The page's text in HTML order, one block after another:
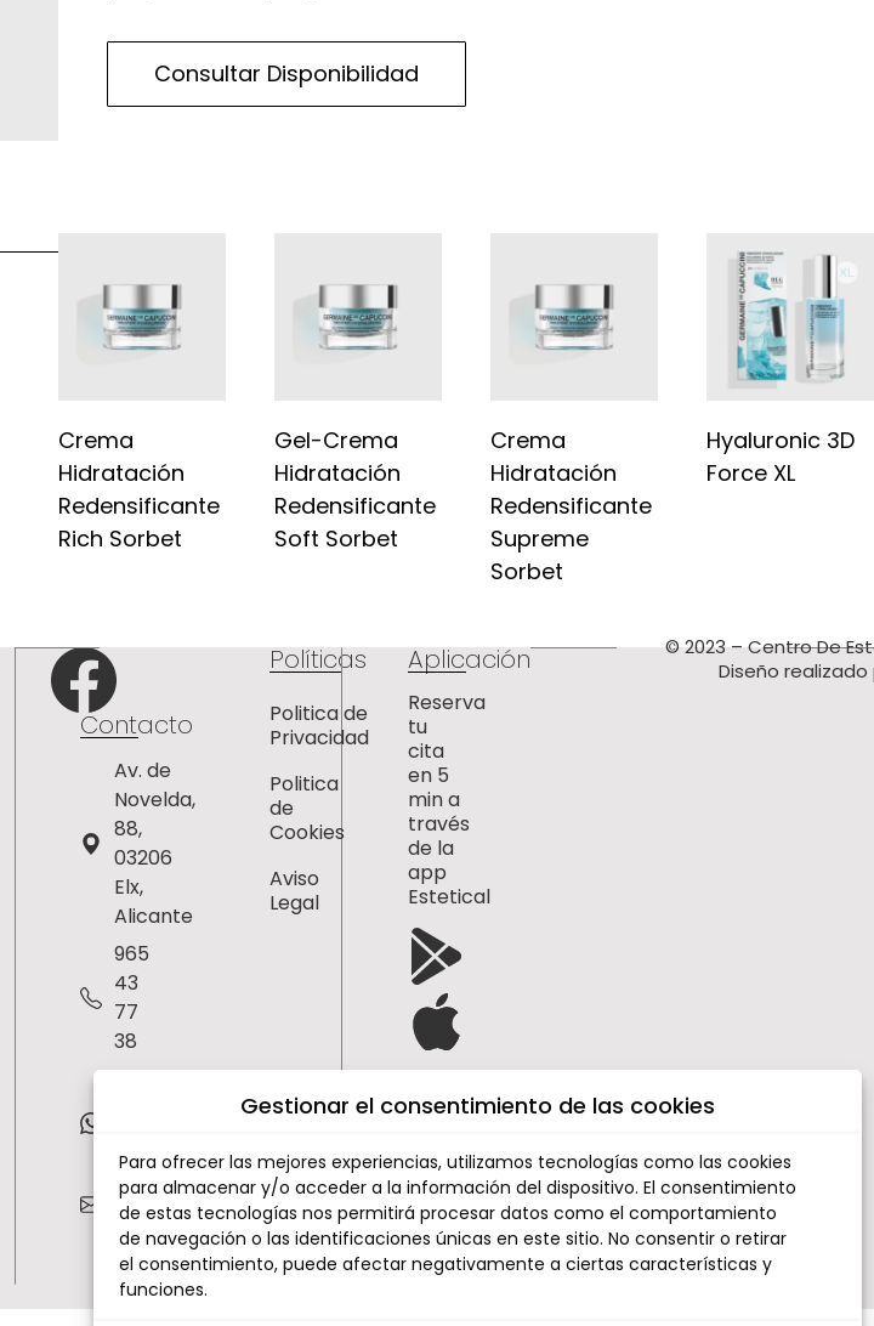
Gestionar el consentimiento de las cookies
Para ofrecer las mejores experiencias, utilizamos tecnologías como las cookies
para almacenar y/o acceder a la información del dispositivo. El consentimiento
de estas tecnologías nos permitirá procesar datos como el comportamiento
de navegación o las identificaciones únicas en este sitio. No consentir o retirar
el consentimiento, puede afectar negativamente a ciertas características y
funciones.
Consultar Disponibilidad
Crema
Hidratación
Redensificante
Rich Sorbet
Gel-Crema
Hidratación
Redensificante
Soft Sorbet
Crema
Hidratación
Redensificante
Supreme
Sorbet
Hyaluronic 3D
Force XL
Contacto
Av. de
Novelda,
88,
03206
Elx,
Alicante
965
43
77
38
630
91
esteticatoni@hotmail.com
Políticas
Politica de
Privacidad
Politica
de
Cookies
Aviso
Legal
Aplicación
Reserva
tu
cita
en 5
min a
través
de la
app
Estetical
© 2023 – Centro De
Diseño realizado